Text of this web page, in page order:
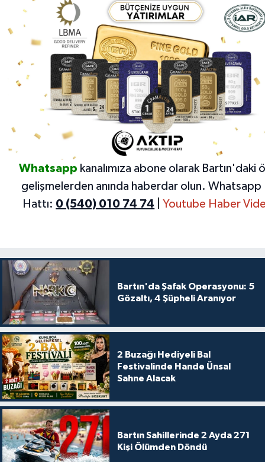
Whatsapp kanalımıza abone olarak Bartın'daki
gelişmelerden anında haberdar olun. Whatsapp
Hattı: 0 (540) 010 74 74 Youtube Haber
Bartın'da Şafak Operasyonu: 5
Gözaltı, 4 Şüpheli Aranıyor
2 Buzağı Hediyeli Bal
Festivalinde Hande Ünsal
Sahne Alacak
Bartın Sahillerinde 2 Ayda 271
Kişi Ölümden Döndü